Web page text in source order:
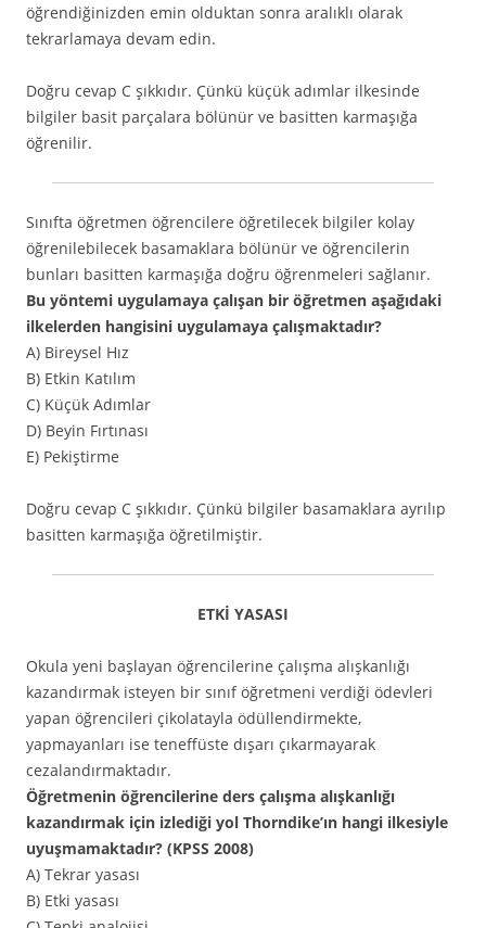
öğrendiğinizden emin olduktan sonra aralıklı olarak
tekrarlamaya devam edin.
Doğru cevap C şıkkıdır. Çünkü küçük adımlar ilkesinde
bilgiler basit parçalara bölünür ve basitten karmaşığa
öğrenilir.
Sınıfta öğretmen öğrencilere öğretilecek bilgiler kolay
öğrenilebilecek basamaklara bölünür ve öğrencilerin
bunları basitten karmaşığa doğru öğrenmeleri sağlanır.
Bu yöntemi uygulamaya çalışan bir öğretmen aşağıdaki
ilkelerden hangisini uygulamaya çalışmaktadır?
A) Bireysel Hız
B) Etkin Katılım
C) Küçük Adımlar
D) Beyin Fırtınası
E) Pekiştirme
Doğru cevap C şıkkıdır. Çünkü bilgiler basamaklara ayrılıp
basitten karmaşığa öğretilmiştir.
ETKİ YASASI
Okula yeni başlayan öğrencilerine çalışma alışkanlığı
kazandırmak isteyen bir sınıf öğretmeni verdiği ödevleri
yapan öğrencileri çikolatayla ödüllendirmekte,
yapmayanları ise teneffüste dışarı çıkarmayarak
cezalandırmaktadır.
Öğretmenin öğrencilerine ders çalışma alışkanlığı
kazandırmak için izlediği yol Thorndike’ın hangi ilkesiyle
uyuşmamaktadır? (KPSS 2008)
A) Tekrar yasası
B) Etki yasası